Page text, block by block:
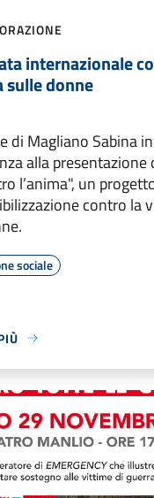
internazionale
sulle donne
di Magliano Sabina
alla presentazione
l’anima", un
contro la
sociale